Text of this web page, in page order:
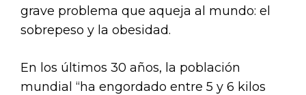
grave problema que aqueja al mundo: el
sobrepeso y la obesidad.
En los últimos 30 años, la población
mundial “ha engordado entre 5 y 6 kilos